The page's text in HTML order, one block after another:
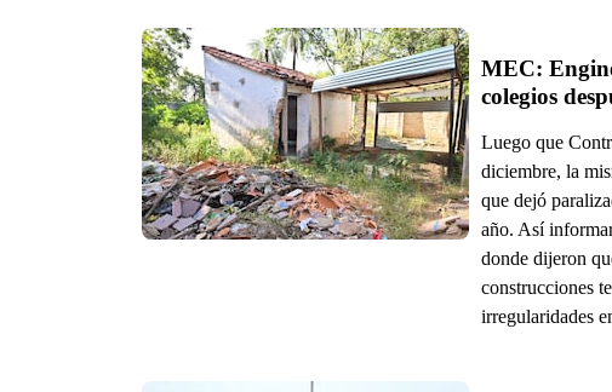
MEC:
Luego que
diciembre, la
que dejó
año. Así
donde dijeron
construcciones
irregularidades